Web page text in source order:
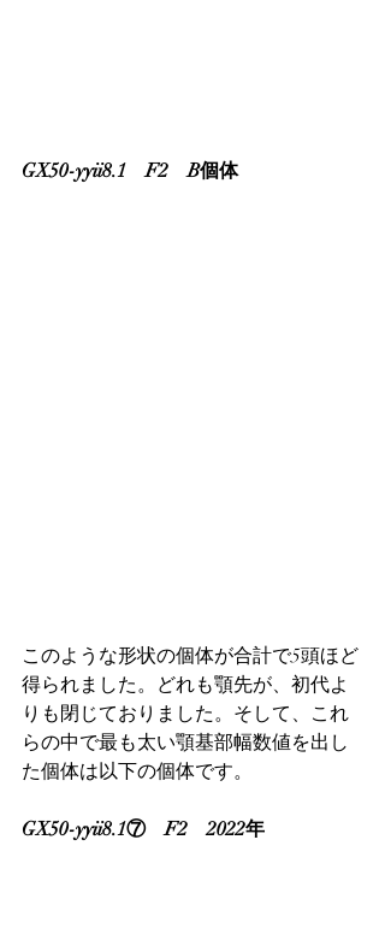
GX50-yyii8.1　F2　B個体
このような形状の個体が合計で5頭ほど
得られました。どれも顎先が、初代よ
りも閉じておりました。そして、これ
らの中で最も太い顎基部幅数値を出し
た個体は以下の個体です。
GX50-yyii8.1⑦　F2　2022年